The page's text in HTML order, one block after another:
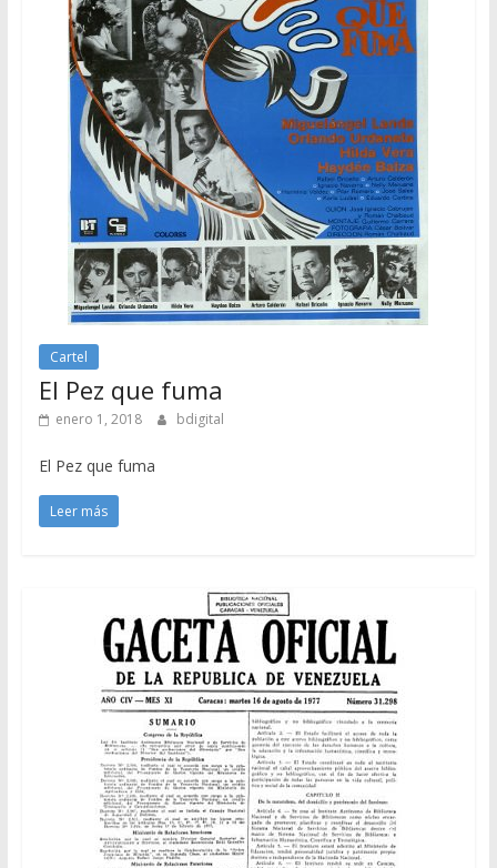
Cartel
El Pez que fuma
enero 1, 2018 bdigital
El Pez que fuma
Leer más